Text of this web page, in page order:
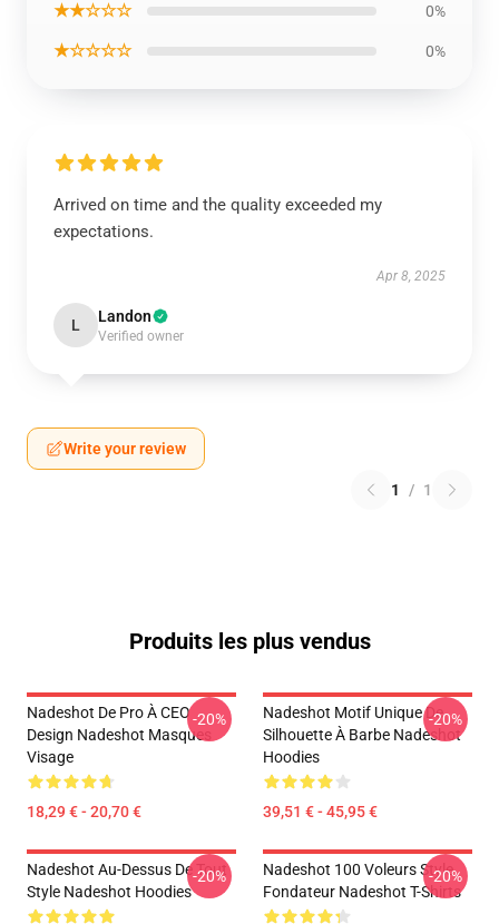
★★☆☆☆ 0%
★☆☆☆☆ 0%
Arrived on time and the quality exceeded my
expectations.
Apr 8, 2025
L Landon
Verified owner
Write your review
1 / 1
Produits les plus vendus
Nadeshot De Pro À CEO
Design Nadeshot Masques
Visage
18,29 € - 20,70 €
-20%
Nadeshot Motif Unique De
Silhouette À Barbe Nadeshot
Hoodies
39,51 € - 45,95 €
-20%
Nadeshot Au-Dessus De Tout
Style Nadeshot Hoodies
-20%
Nadeshot 100 Voleurs Style
Fondateur Nadeshot T-Shirts
-20%